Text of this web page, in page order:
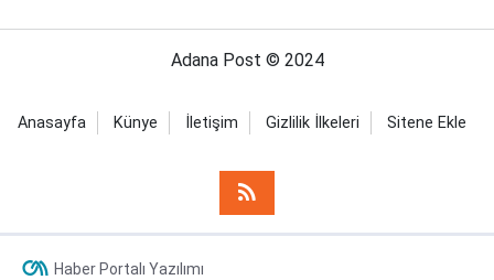
Adana Post © 2024
Anasayfa Künye İletişim Gizlilik İlkeleri Sitene Ekle
Haber Portalı Yazılımı